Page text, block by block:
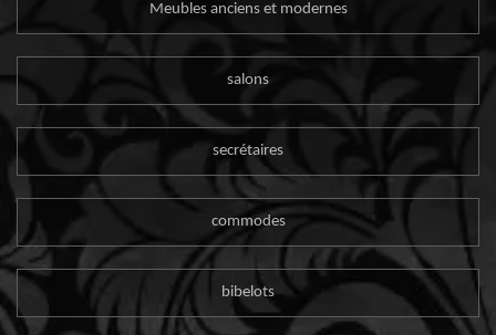
Meubles anciens et modernes
salons
secrétaires
commodes
bibelots